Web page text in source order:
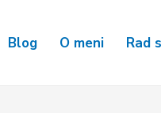
Blog O meni Rad